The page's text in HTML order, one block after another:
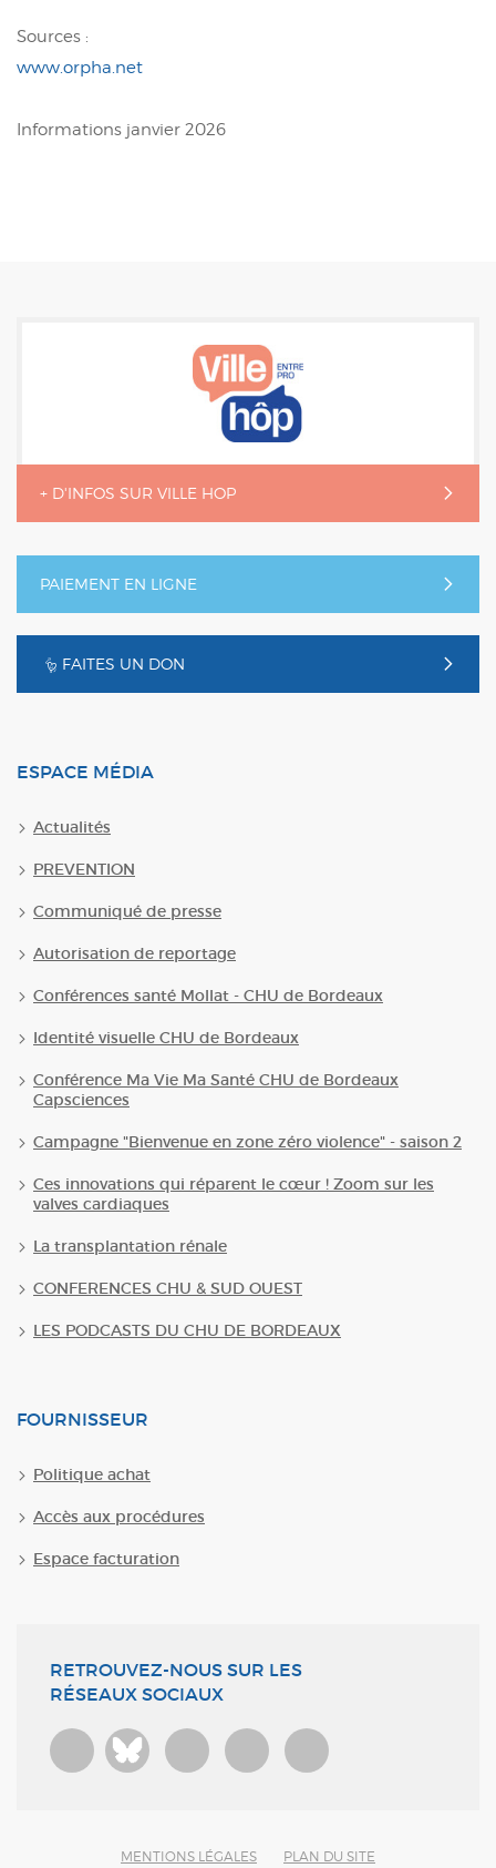
Sources :
www.orpha.net
Informations janvier 2026
+ D'INFOS SUR VILLE HOP
PAIEMENT EN LIGNE
FAITES UN DON
ESPACE MÉDIA
Actualités
PREVENTION
Communiqué de presse
Autorisation de reportage
Conférences santé Mollat - CHU de Bordeaux
Identité visuelle CHU de Bordeaux
Conférence Ma Vie Ma Santé CHU de Bordeaux
Capsciences
Campagne "Bienvenue en zone zéro violence" - saison 2
Ces innovations qui réparent le cœur ! Zoom sur les
valves cardiaques
La transplantation rénale
CONFERENCES CHU & SUD OUEST
LES PODCASTS DU CHU DE BORDEAUX
FOURNISSEUR
Politique achat
Accès aux procédures
Espace facturation
RETROUVEZ-NOUS SUR LES
RÉSEAUX SOCIAUX
Bluesky
MENTIONS LÉGALES PLAN DU SITE